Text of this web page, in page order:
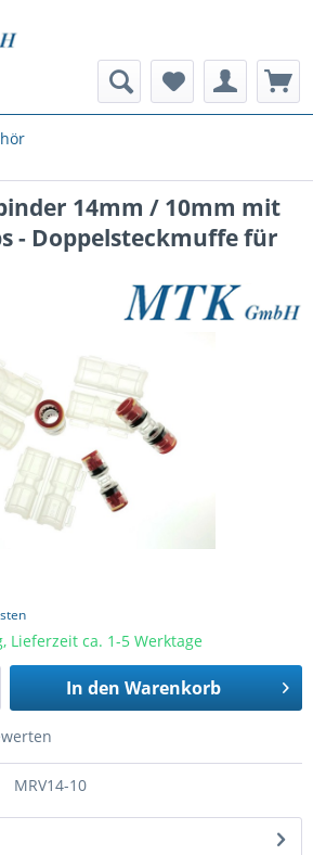
14mm / 10mm mit
- Doppelsteckmuffe für
Lieferzeit ca. 1-5 Werktage
In den Warenkorb
MRV14-10